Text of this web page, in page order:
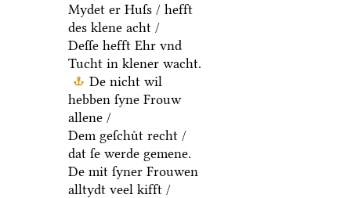
Mydet er Huſs / hefft
des klene acht /
Deſſe hefft Ehr vnd
Tucht in klener wacht.
De nicht wil
hebben ſyne Frouw
allene /
Dem geſchuͤt recht /
dat ſe werde gemene.
De mit ſyner Frouwen
alltydt veel kifft /